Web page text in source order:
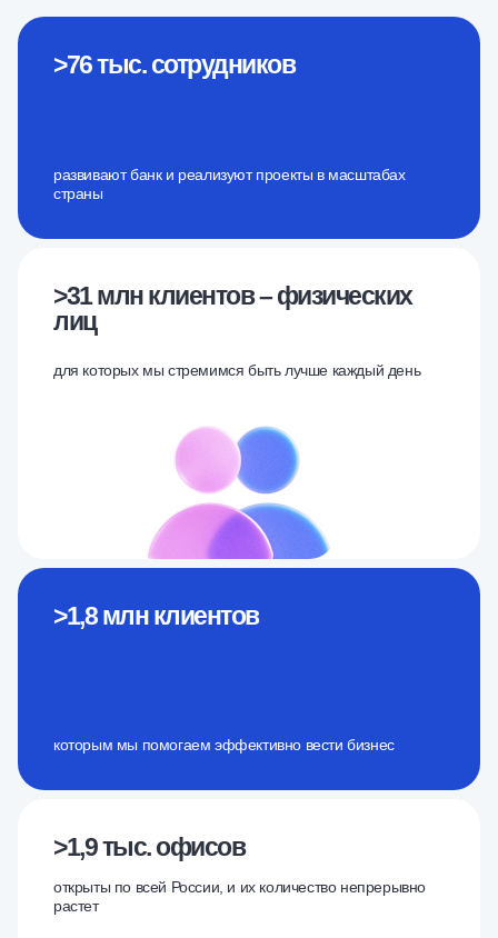
>76 тыс.сотрудников
развивают банк и реализуют проекты в масштабах
страны
>31 млн клиентов –физических
лиц
для которых мы стремимся быть лучше каждый день
>1,8 млнклиентов
которым мы помогаем эффективно вести бизнес
>1,9 тыс.офисов
открыты по всей России, и их количество непрерывно
растет